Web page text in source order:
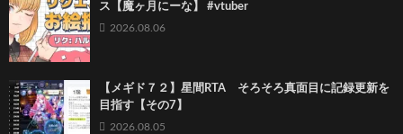
ス【魔ヶ月にーな】 #vtuber
2026.08.06
【メギド７２】星間RTA そろそろ真面目に記録更新を
目指す【その7】
2026.08.05